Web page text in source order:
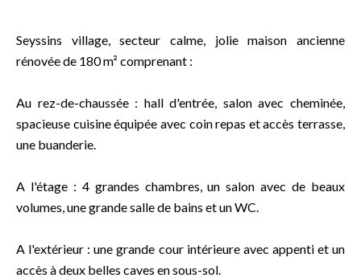
Seyssins village, secteur calme, jolie maison ancienne
rénovée de 180 m² comprenant :
Au rez-de-chaussée : hall d'entrée, salon avec cheminée,
spacieuse cuisine équipée avec coin repas et accès terrasse,
une buanderie.
A l'étage : 4 grandes chambres, un salon avec de beaux
volumes, une grande salle de bains et un WC.
A l'extérieur : une grande cour intérieure avec appenti et un
accès à deux belles caves en sous-sol.